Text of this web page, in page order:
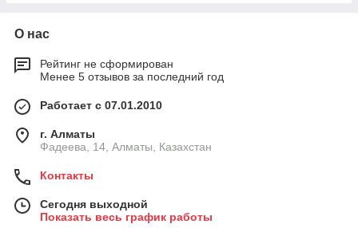
О нас
Рейтинг не сформирован
Менее 5 отзывов за последний год
Работает с 07.01.2010
г. Алматы
Фадеева, 14, Алматы, Казахстан
Контакты
Сегодня выходной
Показать весь график работы